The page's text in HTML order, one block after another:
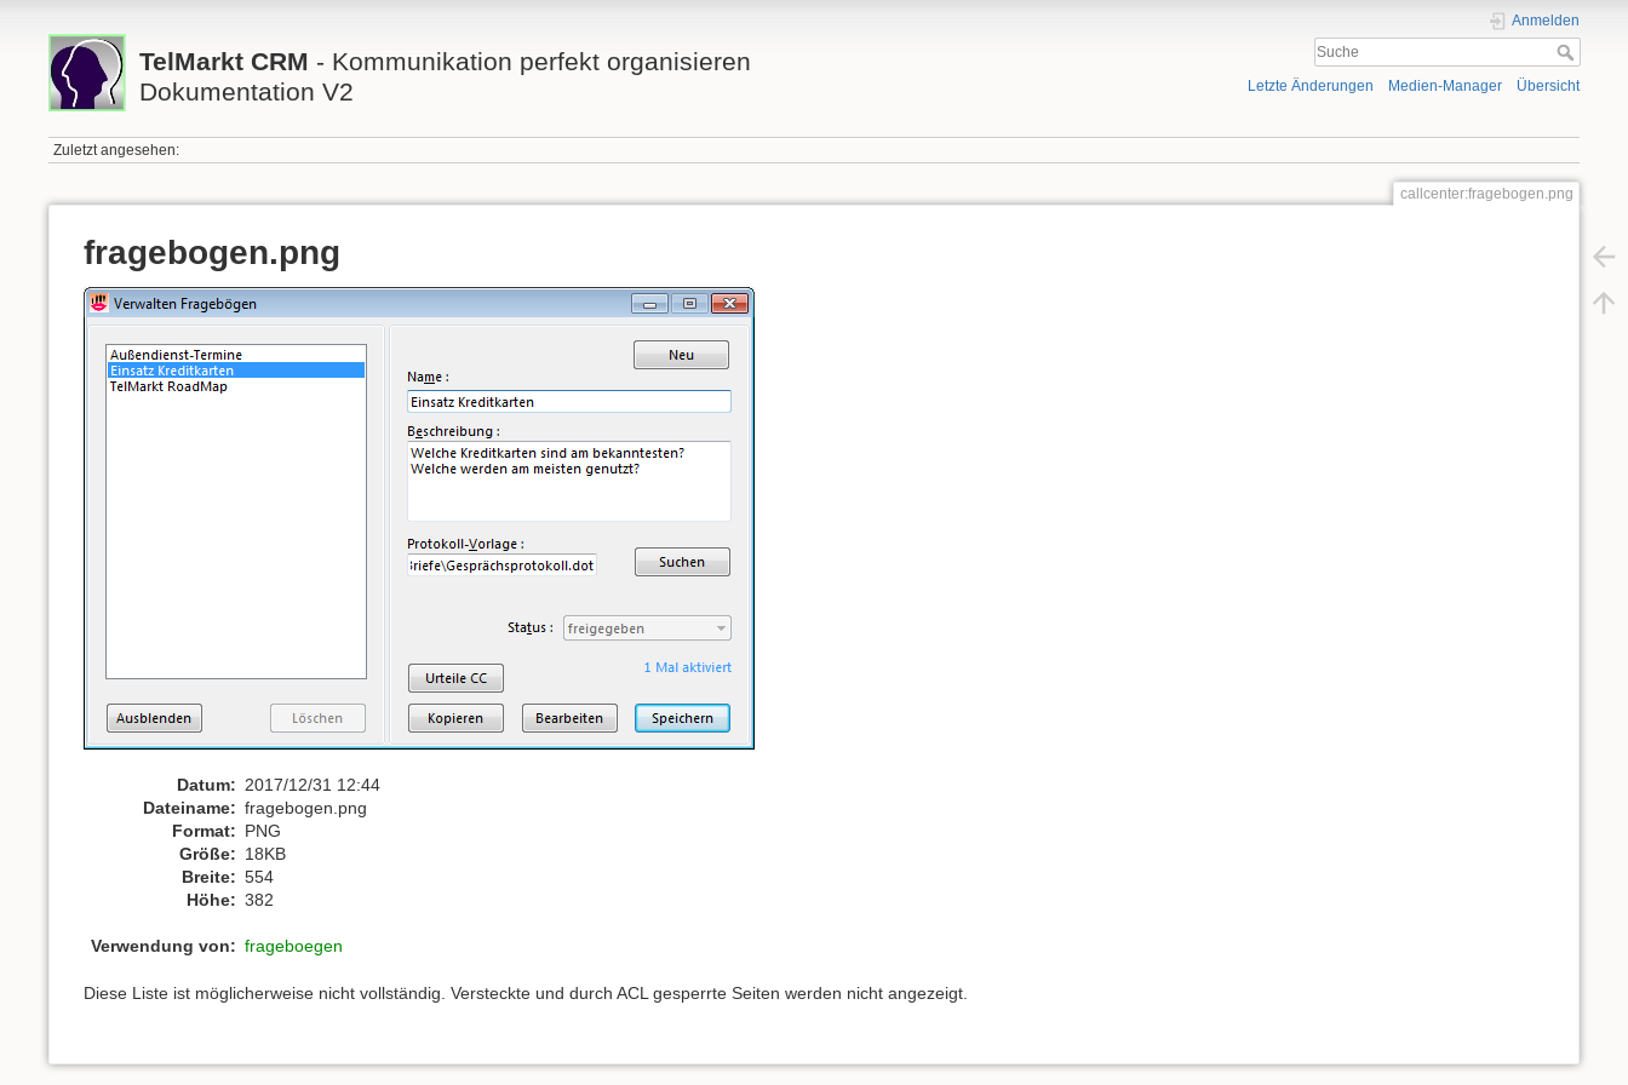
TelMarkt CRM - Kommunikation perfekt organisieren
Dokumentation V2
Anmelden
Letzte Änderungen Medien-Manager Übersicht
Zuletzt angesehen:
callcenter:fragebogen.png
fragebogen.png
Datum: 2017/12/31 12:44
Dateiname: fragebogen.png
Format: PNG
Größe: 18KB
Breite: 554
Höhe: 382
Verwendung von: frageboegen
Diese Liste ist möglicherweise nicht vollständig. Versteckte und durch ACL gesperrte Seiten werden nicht angezeigt.